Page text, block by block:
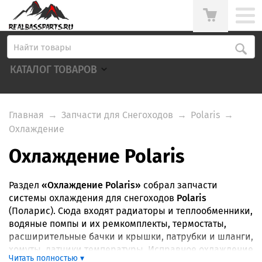
КАТАЛОГ ТОВАРОВ
Главная → Запчасти для Снегоходов → Polaris →
Охлаждение
Охлаждение Polaris
Раздел «Охлаждение Polaris» собрал запчасти
системы охлаждения для снегоходов Polaris
(Поларис). Сюда входят радиаторы и теплообменники,
водяные помпы и их ремкомплекты, термостаты,
расширительные бачки и крышки, патрубки и шланги,
хомуты, датчики температуры. Исправное охлаждение
Читать полностью ▾